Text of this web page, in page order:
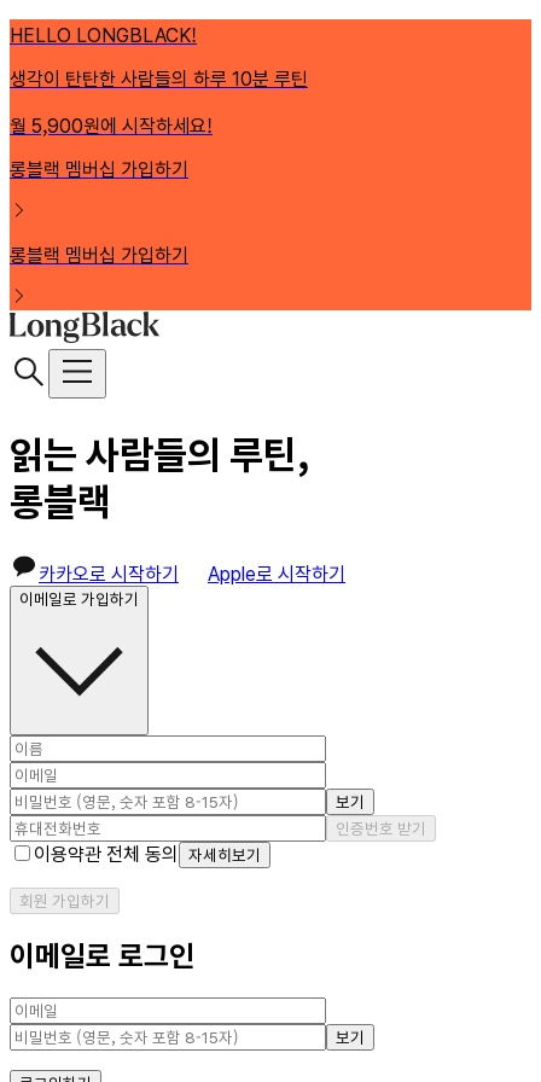
HELLO LONGBLACK!
생각이 탄탄한 사람들의 하루 10분 루틴
월 5,900원에 시작하세요!
롱블랙 멤버십 가입하기
롱블랙 멤버십 가입하기
읽는 사람들의 루틴,
롱블랙
카카오로 시작하기 Apple로 시작하기
이메일로 가입하기
보기
인증번호 받기
이용약관 전체 동의 자세히보기
회원 가입하기
이메일로 로그인
보기